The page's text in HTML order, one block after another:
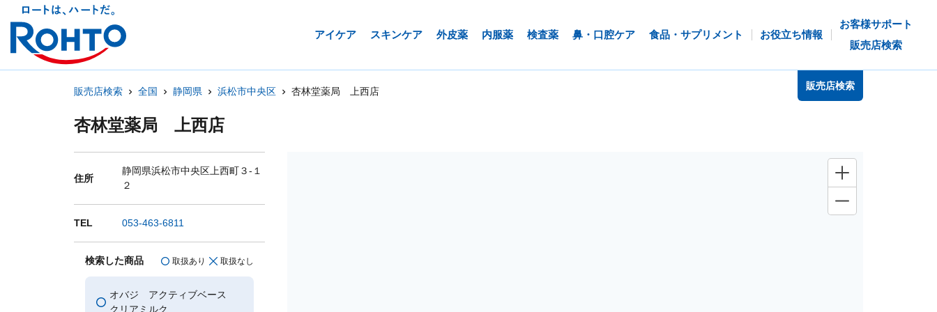
アイケア スキンケア 外皮薬 内服薬 検査薬 鼻・口腔ケア 食品・サプリメント お役立ち情報
お客様サポート
販売店検索
販売店検索 全国 静岡県 浜松市中央区 杏林堂薬局 上西店 販売店検索
杏林堂薬局 上西店
住所
静岡県浜松市中央区上西町３-１
２
TEL 053-463-6811
検索した商品 取扱あり 取扱なし
オバジ アクティブベース
クリアミルク